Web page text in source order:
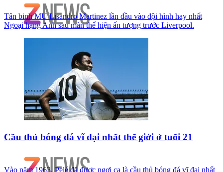
Tân binh MU Lisandro Martinez lần đầu vào đội hình hay nhất
Ngoại hạng Anh sau màn thể hiện ấn tượng trước Liverpool.
Cầu thủ bóng đá vĩ đại nhất thế giới ở tuổi 21
Vào năm 1963, Pelé đã được ngợi ca là cầu thủ bóng đá vĩ đại nhất